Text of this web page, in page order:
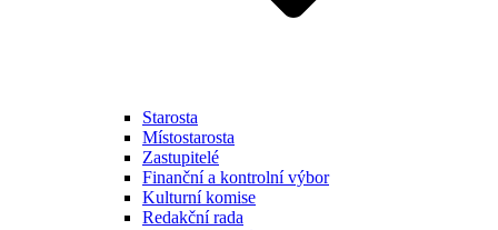
Starosta
Místostarosta
Zastupitelé
Finanční a kontrolní výbor
Kulturní komise
Redakční rada